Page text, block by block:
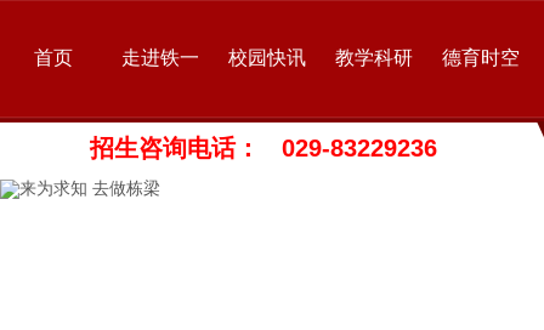
首页 走进铁一 校园快讯 教学科研 德育时空
招生咨询电话： 029-83229236